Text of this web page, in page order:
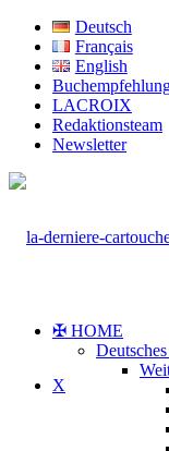
Deutsch
Français
English
LACROIX
Redaktionsteam
Newsletter
X
✠ HOME